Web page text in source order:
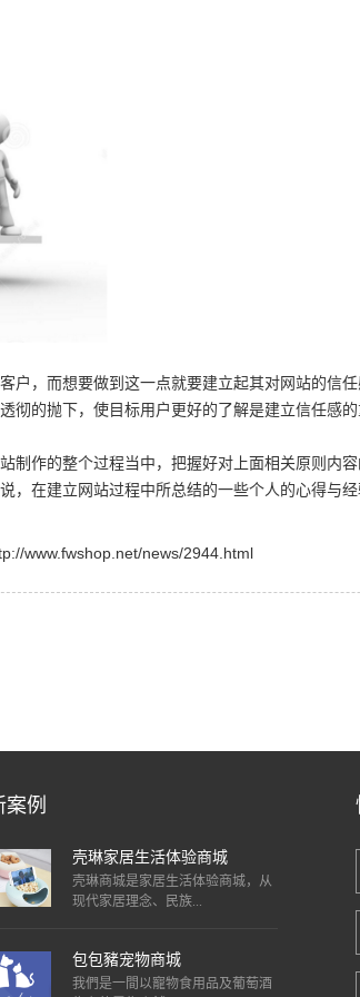
户，而想要做到这一点就要建立起其对网站的信
的抛下，使目标用户更好的了解是建立信任感的
制作的整个过程当中，把握好对上面相关原则内
在建立网站过程中所总结的一些个人的心得与经
www.fwshop.net/news/2944.html
案例
壳琳家居生活体验商城
壳琳商城是家居生活体验商城，从
现代家居理念、民族...
包包豬宠物商城
我們是一間以寵物食用品及葡萄酒